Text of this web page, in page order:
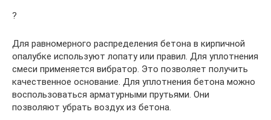
?
Для равномерного распределения бетона в кирпичной
опалубке используют лопату или правил. Для уплотнения
смеси применяется вибратор. Это позволяет получить
качественное основание. Для уплотнения бетона можно
воспользоваться арматурными прутьями. Они
позволяют убрать воздух из бетона.